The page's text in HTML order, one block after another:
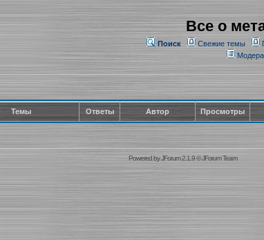
Все о
Поиск Свежие темы
Темы Ответы Автор Просмотры
Powered byJForum 2.1.9©JForum Team